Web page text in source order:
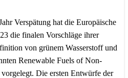
Verspätung hat die Europäische
die finalen Vorschläge ihrer
von grünem Wasserstoff und
Renewable Fuels of Non-
Die ersten Entwürfe der